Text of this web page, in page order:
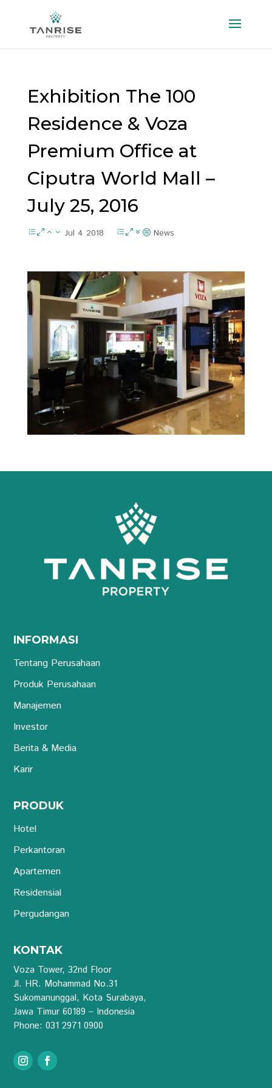
Exhibition The 100
Residence & Voza
Premium Office at
Ciputra World Mall –
July 25, 2016
Jul 4 2018 News
INFORMASI
Tentang Perusahaan
Produk Perusahaan
Manajemen
Investor
Berita & Media
Karir
PRODUK
Hotel
Perkantoran
Apartemen
Residensial
Pergudangan
KONTAK
Voza Tower, 32nd Floor
Jl. HR. Mohammad No.31
Sukomanunggal, Kota Surabaya,
Jawa Timur 60189 – Indonesia
Phone: 031 2971 0900